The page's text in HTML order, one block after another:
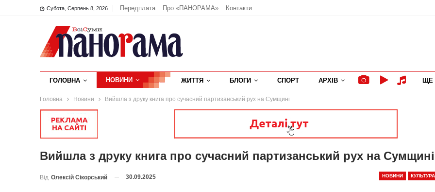
Субота, Серпень 8, 2026 Передплата Про «ПАНОРАМА» Контакти
ГОЛОВНА НОВИНИ ЖИТТЯ БЛОГИ СПОРТ АРХІВ ЩЕ
Головна Новини Вийшла з друку книга про сучасний партизанський рух на Сумщині
Вийшла з друку книга про сучасний партизанський рух на Сумщині
НОВИНИ КУЛЬТУРА
Від Олексій Сікорський 30.09.2025